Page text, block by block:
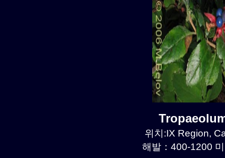
위치:IX Region,
해발：400-1200